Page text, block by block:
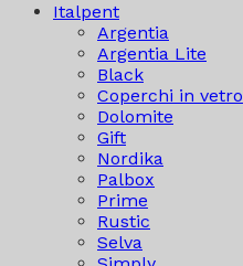
Italpent
Argentia
Argentia Lite
Black
Coperchi in vetro
Dolomite
Gift
Nordika
Palbox
Prime
Rustic
Selva